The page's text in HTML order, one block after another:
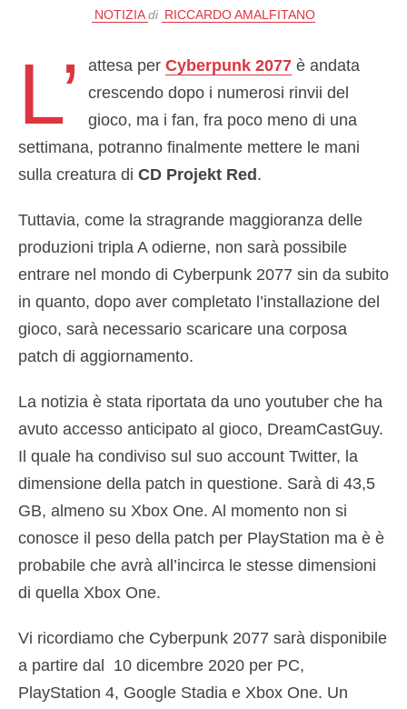
NOTIZIA di RICCARDO AMALFITANO
L’ attesa perCyberpunk 2077 è andata
crescendo dopo i numerosi rinvii del
gioco, ma i fan, fra poco meno di una
settimana, potranno finalmente mettere le mani
sulla creatura di CD Projekt Red .
Tuttavia, come la stragrande maggioranza delle
produzioni tripla A odierne, non sarà possibile
entrare nel mondo di Cyberpunk 2077 sin da subito
in quanto, dopo aver completato l’installazione del
gioco, sarà necessario scaricare una corposa
patch di aggiornamento.
La notizia è stata riportata da uno youtuber che ha
avuto accesso anticipato al gioco, DreamCastGuy.
Il quale ha condiviso sul suo account Twitter, la
dimensione della patch in questione. Sarà di 43,5
GB, almeno su Xbox One. Al momento non si
conosce il peso della patch per PlayStation ma è è
probabile che avrà all’incirca le stesse dimensioni
di quella Xbox One.
Vi ricordiamo che Cyberpunk 2077 sarà disponibile
a partire dal 10 dicembre 2020 per PC,
PlayStation 4, Google Stadia e Xbox One. Un